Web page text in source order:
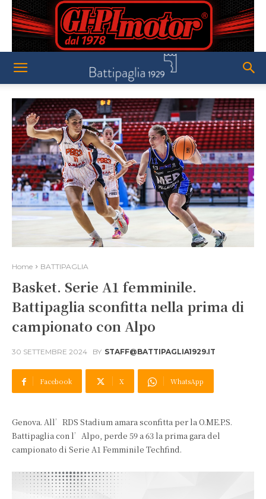
Home BATTIPAGLIA
Basket. Serie A1 femminile.
Battipaglia sconfitta nella prima di
campionato con Alpo
30 SETTEMBRE 2024 BY STAFF@BATTIPAGLIA1929.IT
Facebook X WhatsApp
Genova. All’RDS Stadium amara sconfitta per la O.ME.P.S.
Battipaglia con l’Alpo, perde 59 a 63 la prima gara del
campionato di Serie A1 Femminile Techfind.